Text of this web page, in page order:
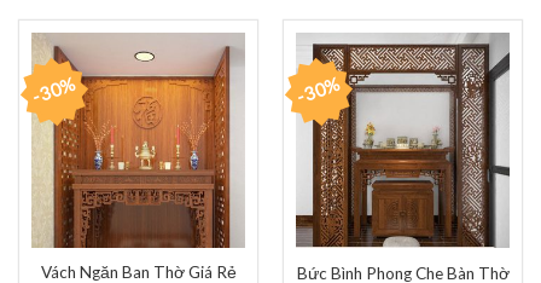
-30%
Vách Ngăn Ban Thờ Giá Rẻ
-30%
Bức Bình Phong Che Bàn Thờ